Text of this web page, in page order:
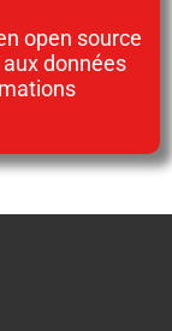
open source
données